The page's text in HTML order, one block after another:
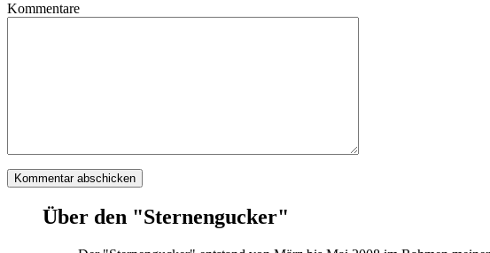
Kommentare
Über den "Sternengucker"